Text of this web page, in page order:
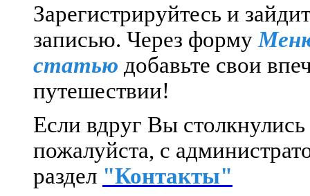
Зарегистрируйтесь и
записью. Через форму
статью добавьте свои
путешествии!
Если вдруг Вы
пожалуйста, с
раздел "Контакты"